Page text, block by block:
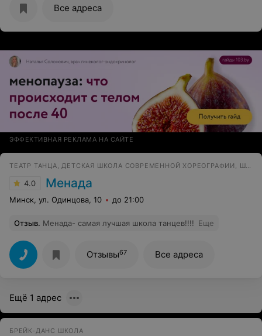
Все адреса
ЭФФЕКТИВНАЯ РЕКЛАМА НА САЙТЕ
ТЕАТР ТАНЦА, ДЕТСКАЯ ШКОЛА СОВРЕМЕННОЙ ХОРЕОГРАФИИ, ШКОЛА ТАНЦА
4.0 Менада
Минск, ул. Одинцова, 10 до 21:00
Отзыв. Менада- самая лучшая школа танцев!!!! Еще
Отзывы67 Все адреса
Ещё 1 адрес
БРЕЙК-ДАНС ШКОЛА